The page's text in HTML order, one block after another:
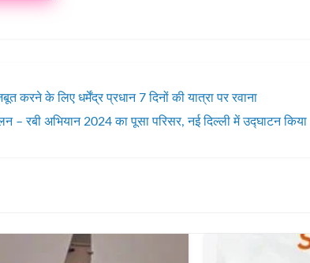
के लिए धर्मेंद्र प्रधान 7 दिनों की यात्रा पर रवाना
– रबी अभियान 2024 का पूसा परिसर, नई दिल्ली में उद्घाटन किया